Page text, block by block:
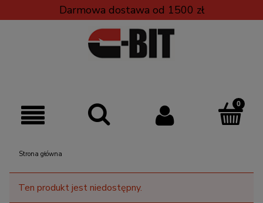
Darmowa dostawa od 1500 zł
Strona główna
Ten produkt jest niedostępny.